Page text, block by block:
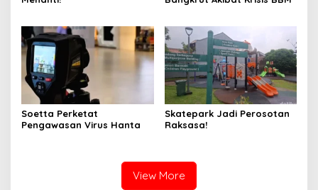
Soetta Perketat
Pengawasan Virus Hanta
Skatepark Jadi Perosotan
Raksasa!
View More